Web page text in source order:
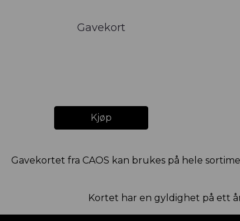
Gavekort
Kjøp
Gavekortet fra CAOS kan brukes på hele
Kortet har en gyldighet på ett